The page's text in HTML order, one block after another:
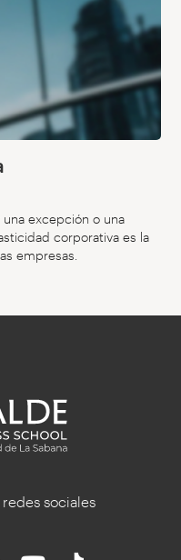
excepción o una
corporativa es la
empresas.
sociales